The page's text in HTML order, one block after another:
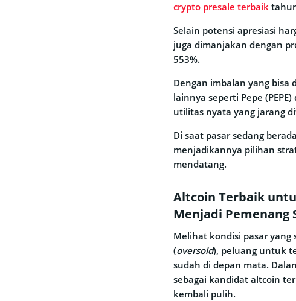
crypto presale terbaik
Selain potensi apresiasi
juga dimanjakan dengan
553%.
Dengan imbalan yang
lainnya seperti Pepe
utilitas nyata yang jarang
Di saat pasar sedang
menjadikannya pilihan
mendatang.
Altcoin Terbaik
Menjadi Pemenang
Melihat kondisi pasar yang
(oversold), peluang untuk
sudah di depan mata.
sebagai kandidat altcoin
kembali pulih.